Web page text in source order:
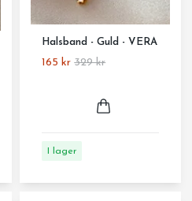
Halsband - Guld - VERA
165 kr 329 kr
I lager